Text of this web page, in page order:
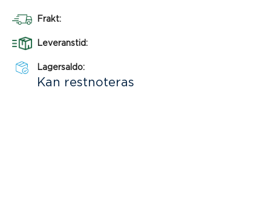
Frakt:
Leveranstid:
Lagersaldo:
Kan restnoteras